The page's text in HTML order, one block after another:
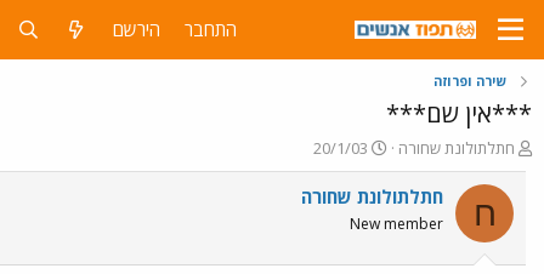
התחבר הירשם
שירה ופרוזה
***אין שם***
פ
ו
ת
ח
ה
חתלתולונת שחורה
פ
ו
ר
ם
20/1/03
ח חתלתולונת שחורה
New member